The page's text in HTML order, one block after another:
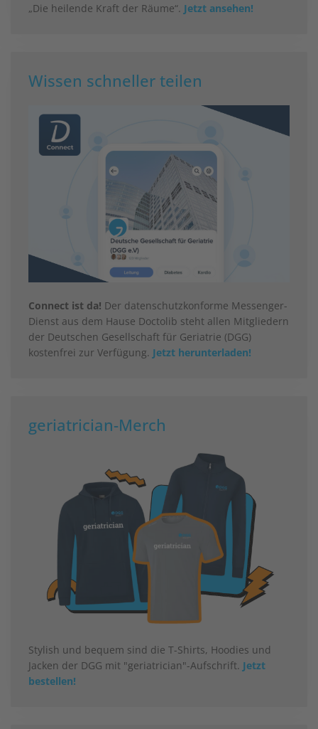
„Die heilende Kraft der Räume“. Jetzt ansehen!
Wissen schneller teilen
Connect ist da! Der datenschutzkonforme Messenger-
Dienst aus dem Hause Doctolib steht allen Mitgliedern
der Deutschen Gesellschaft für Geriatrie (DGG)
kostenfrei zur Verfügung. Jetzt herunterladen!
geriatrician-Merch
Stylish und bequem sind die T-Shirts, Hoodies und
Jacken der DGG mit "geriatrician"-Aufschrift. Jetzt
bestellen!